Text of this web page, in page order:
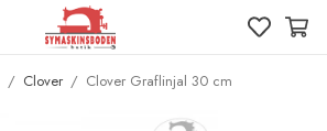
/ Clover / Clover Graflinjal 30 cm